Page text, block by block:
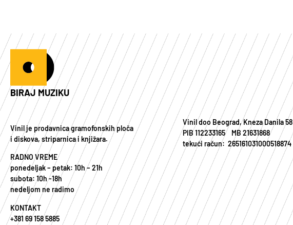
BIRAJ MUZIKU
Vinil je prodavnica gramofonskih ploča
i diskova, striparnica i knjižara.
RADNO VREME
ponedeljak – petak: 10h – 21h
subota: 10h -18h
nedeljom ne radimo
KONTAKT
+381 69 158 5885
Vinil doo Beograd, Kneza Danila 58
PIB 112233165 MB 21631868
tekući račun: 265161031000518874